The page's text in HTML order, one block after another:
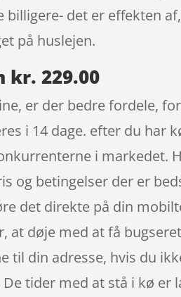
det er effekten
på huslejen.
kr. 229.00
er der bedre fordele,
i 14 dage. efter du har
i markedet.
og betingelser der er
det direkte på din
døje med at få
til din adresse, hvis du
tider med at stå i kø er